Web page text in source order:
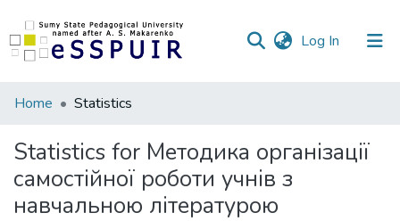
Log In (current)
Communities
Collections
All of DSpace
Home Statistics
Statistics for Методика організації
самостійної роботи учнів з
навчальною літературою